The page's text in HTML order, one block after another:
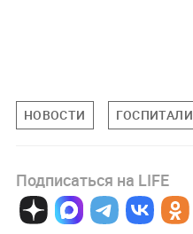
НОВОСТИ ГОСПИТАЛИ
Подписаться на LIFE